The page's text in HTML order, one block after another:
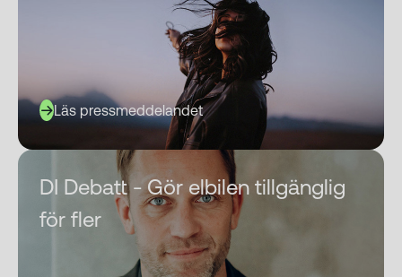
Läs pressmeddelandet
DI Debatt - Gör elbilen tillgänglig
för fler